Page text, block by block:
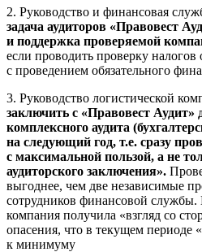
2. Руководство и финансовая
задача аудиторов «Правовест
и поддержка проверяемой
если проводить проверку
с проведением обязательного
3. Руководство логистической
заключить с «Правовест Аудит»
комплексного аудита
на следующий год, т.е. сразу
с максимальной пользой, а не
аудиторского заключения».
выгоднее, чем две независимые
сотрудников финансовой службы.
компания получила «взгляд со
опасения, что в текущем периоде
к минимуму